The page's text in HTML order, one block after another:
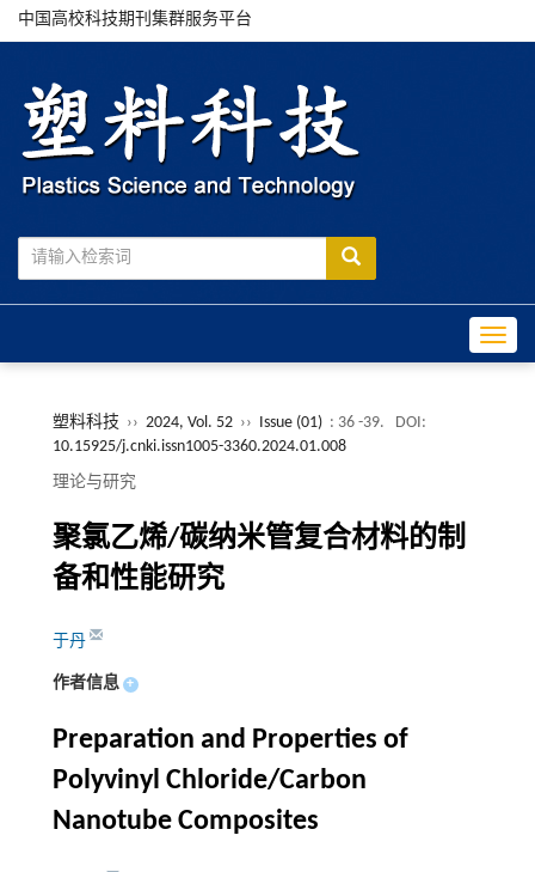
中国高校科技期刊集群服务平台
塑料科技 ›› 2024, Vol. 52 ›› Issue (01) : 36 -39.
DOI:
10.15925/j.cnki.issn1005-3360.2024.01.008
理论与研究
聚氯乙烯/碳纳米管复合材料的制
备和性能研究
于丹
作者信息 +
Preparation and Properties of
Polyvinyl Chloride/Carbon
Nanotube Composites